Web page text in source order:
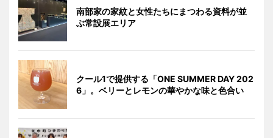
南部家の家紋と女性たちにまつわる資料が並
ぶ常設展エリア
クール1で提供する「ONE SUMMER DAY 202
6」。ベリーとレモンの華やかな味と色合い